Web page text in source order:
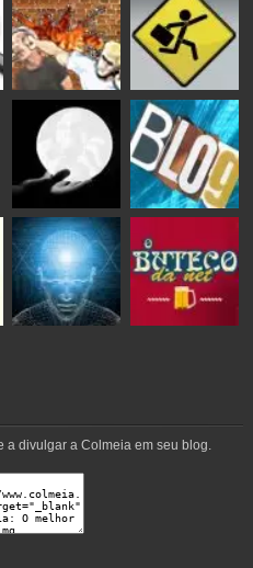
a divulgar a Colmeia em seu blog.